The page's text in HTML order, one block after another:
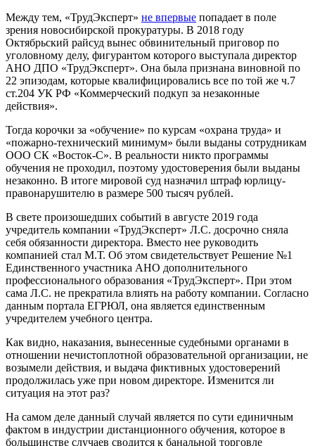
Между тем, «ТрудЭксперт» не впервые попадает в поле
зрения новосибирской прокуратуры. В 2018 году
Октябрьский райсуд вынес обвинительный приговор по
уголовному делу, фигурантом которого выступала директор
АНО ДПО «ТрудЭксперт». Она была признана виновной по
22 эпизодам, которые квалифицировались все по той же ч.7
ст.204 УК РФ «Коммерческий подкуп за незаконные
действия».
Тогда корочки за «обучение» по курсам «охрана труда» и
«пожарно-технический минимум» были выданы сотрудникам
ООО СК «Восток-С». В реальности никто программы
обучения не проходил, поэтому удостоверения были выданы
незаконно. В итоге мировой суд назначил штраф юрлицу-
правонарушителю в размере 500 тысяч рублей.
В свете произошедших событий в августе 2019 года
учредитель компании «ТрудЭксперт» Л.С. досрочно сняла
себя обязанности директора. Вместо нее руководить
компанией стал М.Т. Об этом свидетельствует Решение №1
Единственного участника АНО дополнительного
профессионального образования «ТрудЭксперт». При этом
сама Л.С. не прекратила влиять на работу компании. Согласно
данным портала ЕГРЮЛ, она является единственным
учредителем учебного центра.
Как видно, наказания, вынесенные судебными органами в
отношении нечистоплотной образовательной организации, не
возымели действия, и выдача фиктивных удостоверений
продолжилась уже при новом директоре. Изменится ли
ситуация на этот раз?
На самом деле данный случай является по сути единичным
фактом в индустрии дистанционного обучения, которое в
большинстве случаев сводится к банальной торговле